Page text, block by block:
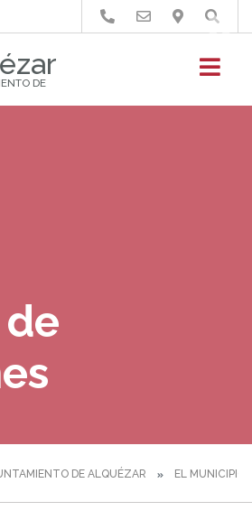
DE
Buscar
DE ALQUÉZAR EL MUNICIPIO